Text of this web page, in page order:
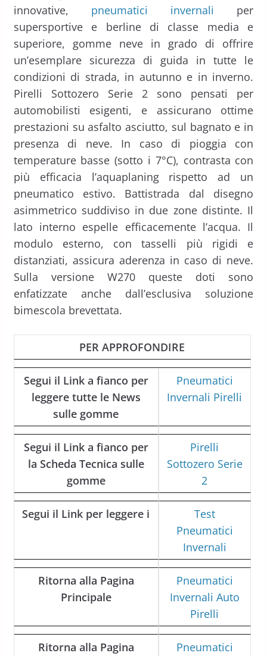
innovative, pneumatici invernali per
supersportive e berline di classe media e
superiore, gomme neve in grado di offrire
un’esemplare sicurezza di guida in tutte le
condizioni di strada, in autunno e in inverno.
Pirelli Sottozero Serie 2 sono pensati per
automobilisti esigenti, e assicurano ottime
prestazioni su asfalto asciutto, sul bagnato e in
presenza di neve. In caso di pioggia con
temperature basse (sotto i 7°C), contrasta con
più efficacia l’aquaplaning rispetto ad un
pneumatico estivo. Battistrada dal disegno
asimmetrico suddiviso in due zone distinte. Il
lato interno espelle efficacemente l’acqua. Il
modulo esterno, con tasselli più rigidi e
distanziati, assicura aderenza in caso di neve.
Sulla versione W270 queste doti sono
enfatizzate anche dall’esclusiva soluzione
bimescola brevettata.
PER APPROFONDIRE
Segui il Link a fianco per
leggere tutte le News
sulle gomme
Pneumatici
Invernali Pirelli
Segui il Link a fianco per
la Scheda Tecnica sulle
gomme
Pirelli
Sottozero Serie
2
Segui il Link per leggere i
Test
Pneumatici
Invernali
Ritorna alla Pagina
Principale
Pneumatici
Invernali Auto
Pirelli
Ritorna alla Pagina
Pneumatici